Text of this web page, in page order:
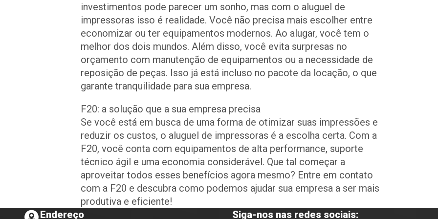
investimentos pode parecer um sonho, mas com o aluguel de
impressoras isso é realidade. Você não precisa mais escolher entre
economizar ou ter equipamentos modernos. Ao alugar, você tem o
melhor dos dois mundos. Além disso, você evita surpresas no
orçamento com manutenção de equipamentos ou a necessidade de
reposição de peças. Isso já está incluso no pacote da locação, o que
garante tranquilidade para sua empresa.
F20: a solução que a sua empresa precisa
Se você está em busca de uma forma de otimizar suas impressões e
reduzir os custos, o aluguel de impressoras é a escolha certa. Com a
F20, você conta com equipamentos de alta performance, suporte
técnico ágil e uma economia considerável. Que tal começar a
aproveitar todos esses benefícios agora mesmo? Entre em contato
com a F20 e descubra como podemos ajudar sua empresa a ser mais
produtiva e eficiente!
Endereço Siga-nos nas redes sociais: